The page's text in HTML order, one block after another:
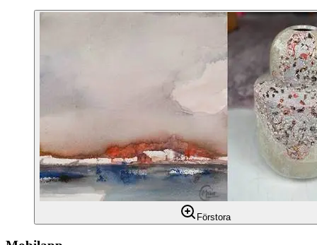
Förstora